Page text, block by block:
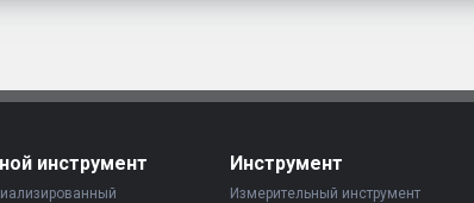
инструмент Инструмент
Измерительный инструмент